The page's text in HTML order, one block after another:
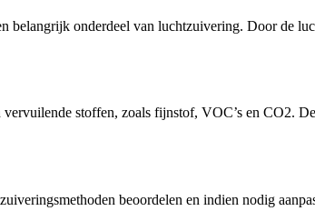
belangrijk onderdeel van luchtzuivering. Door de
stoffen, zoals fijnstof, VOC’s en CO2.
beoordelen en indien nodig